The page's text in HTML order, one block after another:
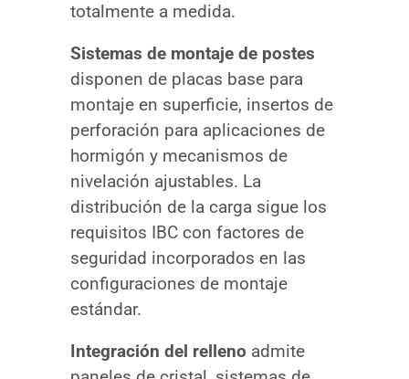
totalmente a medida.
Sistemas de montaje de postes
disponen de placas base para
montaje en superficie, insertos de
perforación para aplicaciones de
hormigón y mecanismos de
nivelación ajustables. La
distribución de la carga sigue los
requisitos IBC con factores de
seguridad incorporados en las
configuraciones de montaje
estándar.
Integración del relleno admite